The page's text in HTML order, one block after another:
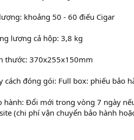
khoảng 50 - 60 điếu Cigar
lượng cả hộp: 3,8 kg
thước: 370x255x150mm
cách đóng gói: Full box: phiếu bảo
hành: Đổi mới trong vòng 7 ngày
(chi phí vận chuyển bảo hành